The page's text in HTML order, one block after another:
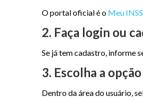
O portal oficial é o Meu INSS
2. Faça login ou
Se já tem cadastro, informe
3. Escolha a
Dentro da área do usuário,